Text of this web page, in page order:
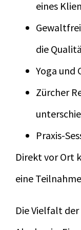
eines
die
Yoga und
Zürcher
Praxis-
Direkt vor Ort
eine
Die Vielfalt